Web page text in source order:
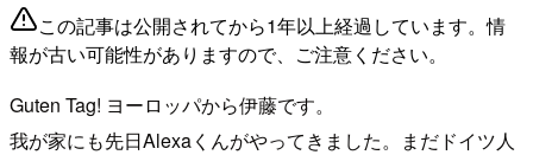
この記事は公開されてから1年以上経過しています。情
報が古い可能性がありますので、ご注意ください。
Guten Tag! ヨーロッパから伊藤です。
我が家にも先日Alexaくんがやってきました。まだドイツ人